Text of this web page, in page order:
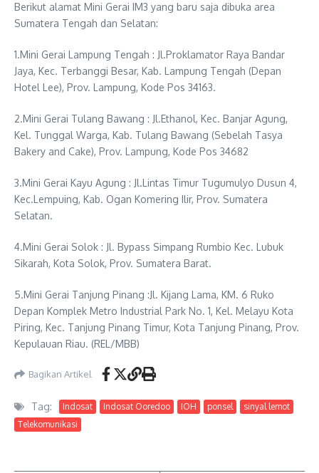
Berikut alamat Mini Gerai IM3 yang baru saja dibuka area
Sumatera Tengah dan Selatan:
1.Mini Gerai Lampung Tengah : Jl.Proklamator Raya Bandar
Jaya, Kec. Terbanggi Besar, Kab. Lampung Tengah (Depan
Hotel Lee), Prov. Lampung, Kode Pos 34163.
2.Mini Gerai Tulang Bawang : Jl.Ethanol, Kec. Banjar Agung,
Kel. Tunggal Warga, Kab. Tulang Bawang (Sebelah Tasya
Bakery and Cake), Prov. Lampung, Kode Pos 34682
3.Mini Gerai Kayu Agung : Jl.Lintas Timur Tugumulyo Dusun 4,
Kec.Lempuing, Kab. Ogan Komering Ilir, Prov. Sumatera
Selatan.
4.Mini Gerai Solok : Jl. Bypass Simpang Rumbio Kec. Lubuk
Sikarah, Kota Solok, Prov. Sumatera Barat.
5.Mini Gerai Tanjung Pinang :Jl. Kijang Lama, KM. 6 Ruko
Depan Komplek Metro Industrial Park No. 1, Kel. Melayu Kota
Piring, Kec. Tanjung Pinang Timur, Kota Tanjung Pinang, Prov.
Kepulauan Riau. (REL/MBB)
Bagikan Artikel
Tag: Indosat Indosat Ooredoo IOH ponsel
sinyal lemot
Telekomunikasi